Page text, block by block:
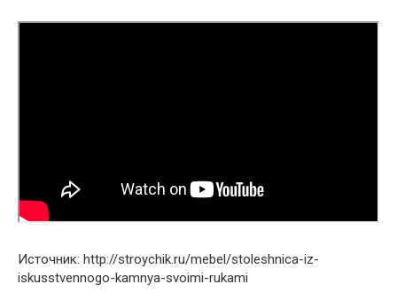
Источник: http://stroychik.ru/mebel/stoleshnica-iz-
iskusstvennogo-kamnya-svoimi-rukami